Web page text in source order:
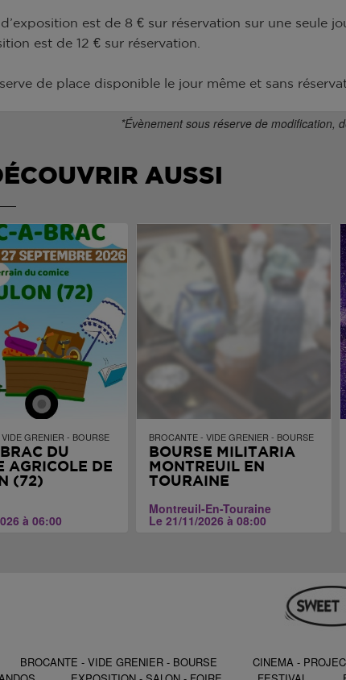
d’exposition est de 8 € sur réservation sur une seule
est de 12 € sur réservation.
de place disponible le jour même et sans
*Évènement sous réserve de modification,
AUSSI
GRENIER - BOURSE
DU
AGRICOLE DE
(72)
à 06:00
BROCANTE - VIDE GRENIER - BOURSE
BOURSE MILITARIA
MONTREUIL EN
TOURAINE
Montreuil-En-Touraine
Le 21/11/2026 à 08:00
BROCANTE - VIDE GRENIER - BOURSE CINEMA -